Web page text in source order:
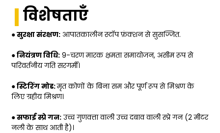
विशेषताएँ
● सुरक्षा संरक्षण:आपातकालीन स्टॉप फ़ंक्शन से सुसज्जित.
● नियंत्रण विधि:9-चरण मारक क्षमता समायोजन, असीम रूप से
परिवर्तनीय गति सरगर्मी।
● स्टिरिंग मोड:मृत कोणों के बिना सम और पूर्ण रूप से मिश्रण के
लिए ग्रहीय मिश्रण।
● सफाई स्प्रे गन:उच्च गुणवत्ता वाली उच्च दबाव वाली स्प्रे गन (2 मीटर
नली के साथ आती है)।